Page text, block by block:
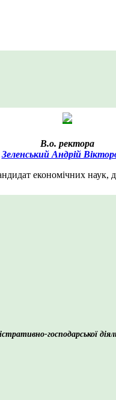
В.о. ректора
Зеленський Андрій
економічних наук,
господарської